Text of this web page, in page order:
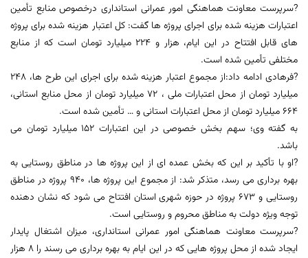
?سرپرست معاونت هماهنگی امور عمرانی استانداری درخصوص منابع تأمین
اعتبارات هزینه شده برای اجرای پروژه ها گفت: کل اعتبار هزینه شده برای پروژه
های قابل افتتاح در این ایام، هزار و 224 میلیارد تومان است که از منابع
مختلفی تأمین شده است.
?فرهادی ادامه داد:از مجموع اعتبار هزینه شده برای اجرای این طرح ها، 248
میلیارد تومان از محل اعتبارات ملی ، 72 میلیارد تومان از محل منابع استانی،
664 میلیارد تومان از محل اعتبارات استانی و … تأمین شده است.
به گفته وی؛ سهم بخش خصوصی در این اعتبارات 152 میلیارد تومان می
باشد.
?او با تأکید بر این که بخش عمده ای از این پروژه ها در مناطق روستایی به
بهره برداری می رسد، متذکر شد: از مجموع این پروژه ها، 940 پروژه در مناطق
روستایی و 673 پروژه در حوزه شهری استان افتتاح می شود که نشان دهنده
توجه ویژه دولت به مناطق محروم و روستایی است.
?سرپرست معاونت هماهنگی امور عمرانی استانداری، میزان اشتغال پایدار
ایجاد شده از محل پروژه هایی که در این ایام به بهره برداری می رسند را 8 هزار